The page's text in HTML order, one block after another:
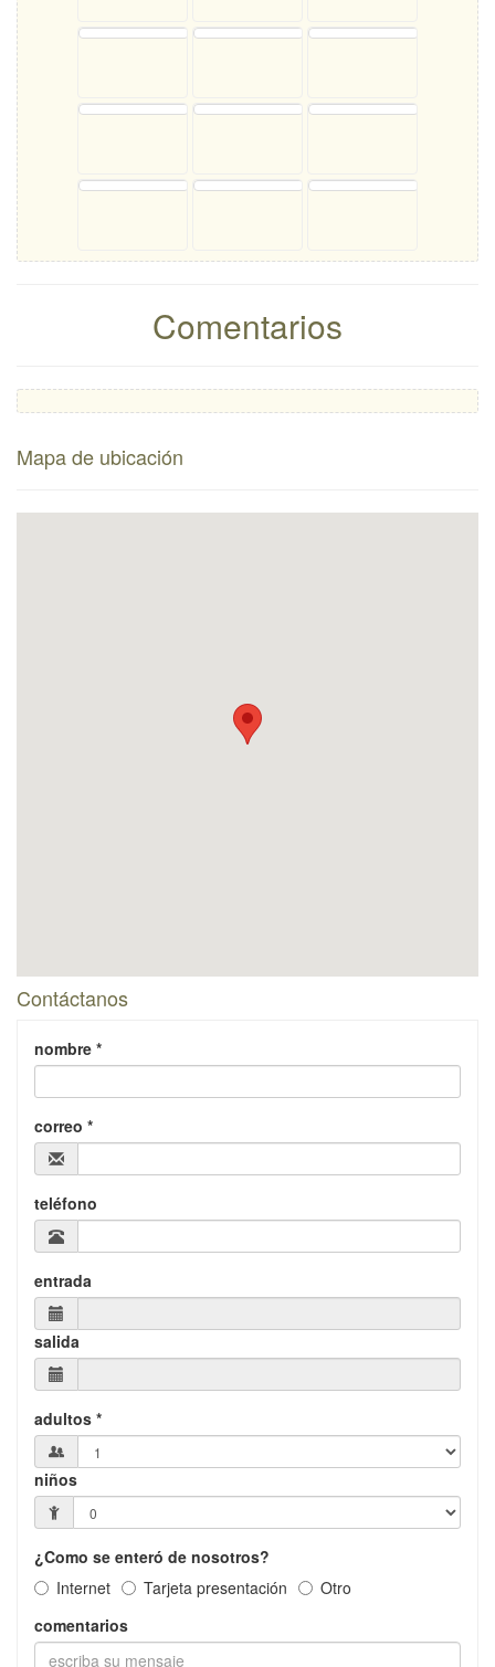
Comentarios
Mapa de ubicación
Contáctanos
nombre *
correo *
teléfono
entrada
salida
adultos *
niños
¿Como se enteró de nosotros?
Internet
Tarjeta presentación
Otro
comentarios